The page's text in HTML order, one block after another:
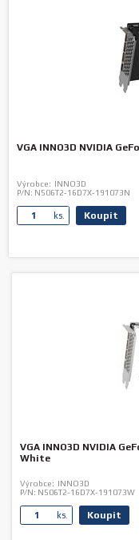
VGA INNO3D NVIDIA
Výrobce: INNO3D
P/N: N506T2-16D7X-191073N
ks. Koupit
VGA INNO3D NVIDIA
White
Výrobce: INNO3D
P/N: N506T2-16D7X-191073W
ks. Koupit